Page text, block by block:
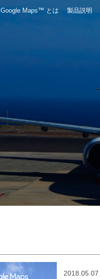
Google Maps™ とは 製品説明
2018.05.07